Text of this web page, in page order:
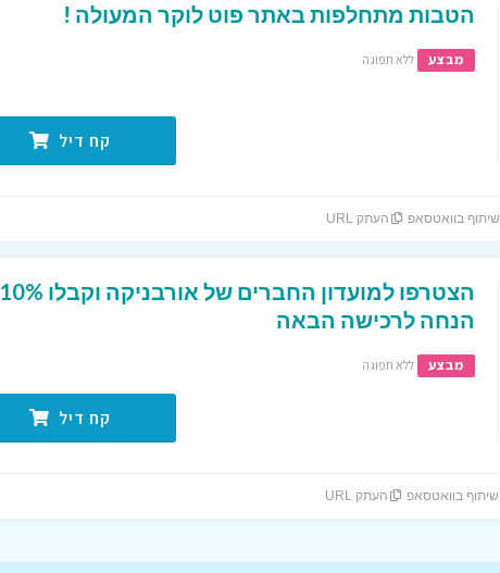
הטבות מתחלפות באתר פוט לוקר המעולה !
מבצע ללא תפוגה
קח דיל
שיתוף בוואטסאפ העתק URL
הצטרפו למועדון החברים של אורבניקה וקבלו 10%
הנחה לרכישה הבאה
מבצע ללא תפוגה
קח דיל
שיתוף בוואטסאפ העתק URL